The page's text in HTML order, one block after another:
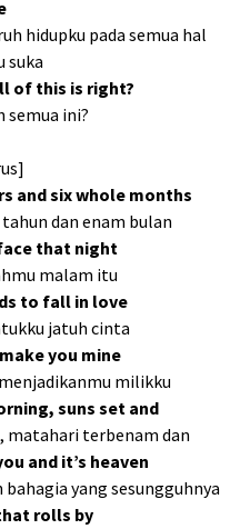
hidupku pada semua hal
suka
of this is right?
semua ini?
and six whole months
dan enam bulan
that night
malam itu
to fall in love
jatuh cinta
you mine
milikku
suns set and
matahari terbenam dan
and it’s heaven
yang sesungguhnya
rolls by